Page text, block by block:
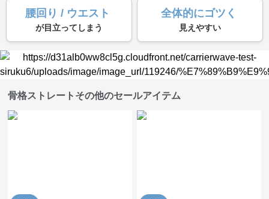
腰回り / ウエスト
が目立ってしまう
全体的にゴツく
見えやすい
骨格ストレートその他のセールアイテム